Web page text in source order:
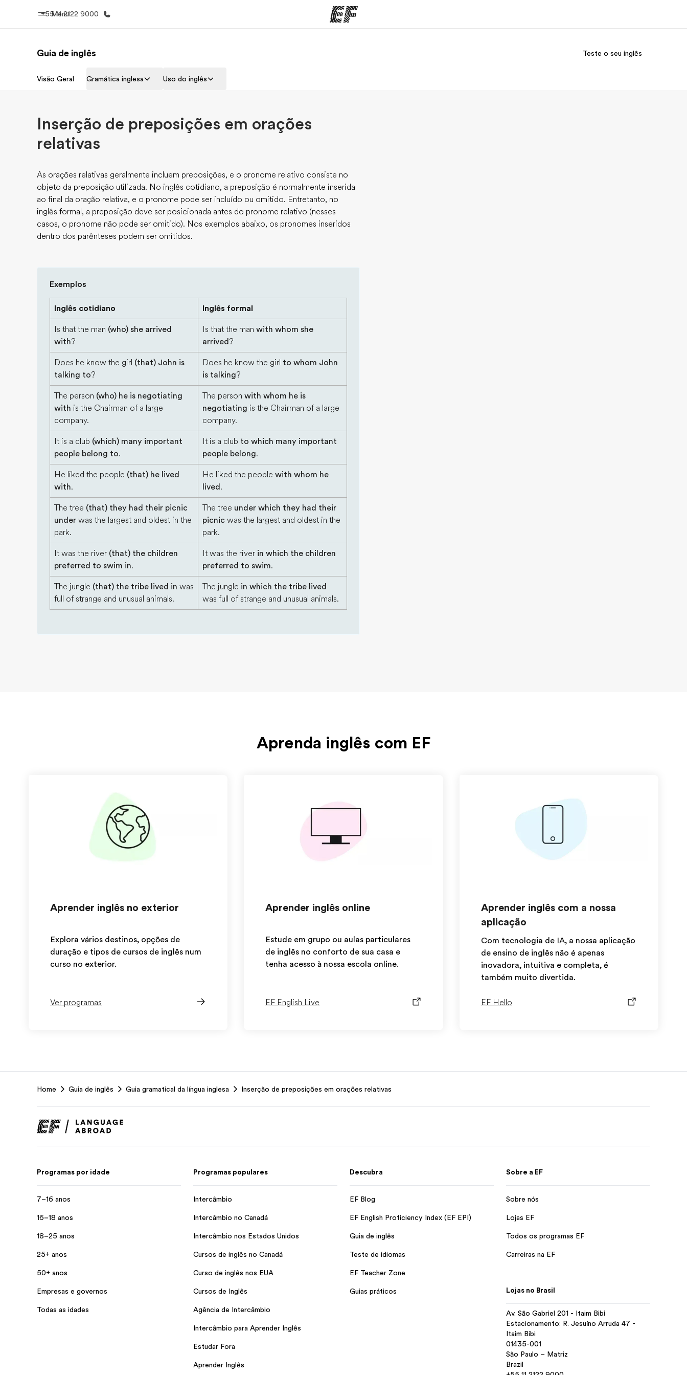
Menu
+55 11 2122 9000
Início Programas
Guia de inglês Teste o seu inglês
Visão Geral Gramática inglesa Uso do inglês
Inserção de preposições em orações
relativas
As orações relativas geralmente incluem preposições, e o pronome relativo consiste no
objeto da preposição utilizada. No inglês cotidiano, a preposição é normalmente inserida
ao final da oração relativa, e o pronome pode ser incluído ou omitido. Entretanto, no
inglês formal, a preposição deve ser posicionada antes do pronome relativo (nesses
casos, o pronome não pode ser omitido). Nos exemplos abaixo, os pronomes inseridos
dentro dos parênteses podem ser omitidos.
Exemplos
Inglês cotidiano Inglês formal
Is that the man (who) she arrived
with?
Is that the man with whom she
arrived ?
Does he know the girl (that) John is
talking to?
Does he know the girl to whom John
is talking?
The person (who) he is negotiating
with is the Chairman of a large
company.
The person with whom he is
negotiating is the Chairman of a large
company.
It is a club (which) many important
people belong to.
It is a club to which many important
people belong.
He liked the people (that) he lived
with.
He liked the people with whom he
lived .
The tree (that) they had their picnic
under was the largest and oldest in the
park.
The tree under which they had their
picnic was the largest and oldest in the
park.
It was the river (that) the children
preferred to swim in.
It was the river in which the children
preferred to swim.
The jungle (that) the tribe lived in was
full of strange and unusual animals.
The jungle in which the tribe lived
was full of strange and unusual animals.
Aprenda inglês com EF
Aprender inglês no exterior
Explora vários destinos, opções de
duração e tipos de cursos de inglês num
curso no exterior.
Ver programas
Aprender inglês online
Estude em grupo ou aulas particulares
de inglês no conforto de sua casa e
tenha acesso à nossa escola online.
EF English Live
Aprender inglês com a nossa
aplicação
Com tecnologia de IA, a nossa aplicação
de ensino de inglês não é apenas
inovadora, intuitiva e completa, é
também muito divertida.
EF Hello
Home Guia de inglês Guia gramatical da língua inglesa Inserção de preposições em orações relativas
Programas por idade
7–16 anos
16–18 anos
18–25 anos
25+ anos
50+ anos
Empresas e governos
Todas as idades
Programas populares
Intercâmbio
Intercâmbio no Canadá
Intercâmbio nos Estados Unidos
Cursos de inglês no Canadá
Curso de inglês nos EUA
Cursos de Inglês
Agência de Intercâmbio
Intercâmbio para Aprender Inglês
Estudar Fora
Aprender Inglês
Descubra
EF Blog
EF English Proficiency Index (EF EPI)
Guia de inglês
Teste de idiomas
EF Teacher Zone
Guias práticos
Sobre a EF
Sobre nós
Lojas EF
Todos os programas EF
Carreiras na EF
Lojas no Brasil
Av. São Gabriel 201 - Itaim Bibi
Estacionamento: R. Jesuíno Arruda 47 -
Itaim Bibi
01435-001
São Paulo – Matriz
Brazil